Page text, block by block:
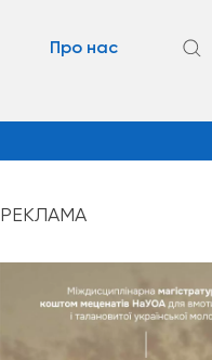
Про нас
РЕКЛАМА